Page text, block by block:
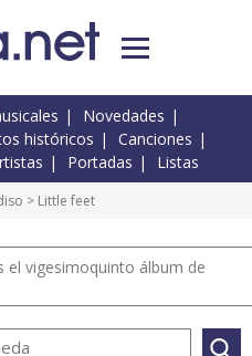
Novedades
históricos
Canciones
Portadas Listas
> Little feet
el vigesimoquinto álbum de